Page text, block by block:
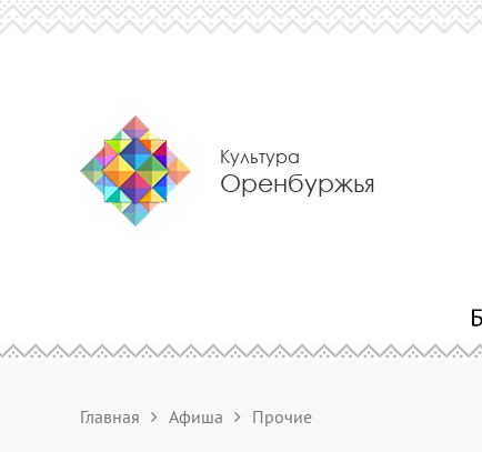
Культура
Оренбуржья
Главная Афиша Прочие